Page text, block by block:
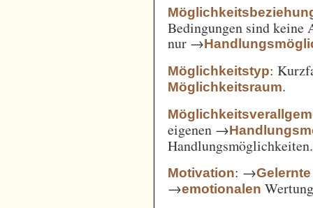
Bedingungen sind keine
nur →
Möglichkeitstyp:
Möglichkeitsraum.
eigenen →
Handlungsmöglichkeiten.
Motivation: →Gelernte
→emotionalen